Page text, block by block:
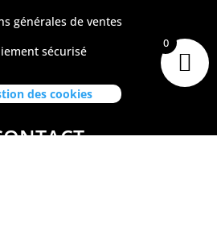
générales de ventes
sécurisé
des cookies
0